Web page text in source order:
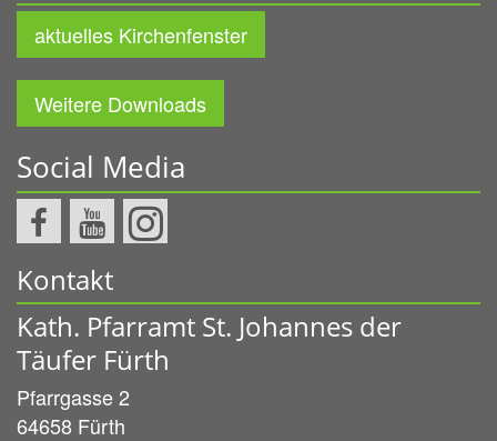
aktuelles Kirchenfenster
Weitere Downloads
Social Media
Kontakt
Kath. Pfarramt St. Johannes der
Täufer Fürth
Pfarrgasse 2
64658 Fürth